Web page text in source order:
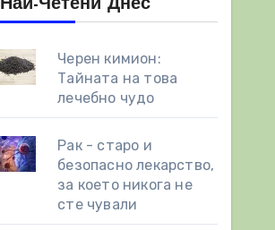
Най-Четени Днес
Черен кимион:
Тайната на това
лечебно чудо
Рак - старо и
безопасно лекарство,
за което никога не
сте чували